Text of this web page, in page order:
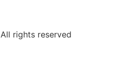
All rights reserved